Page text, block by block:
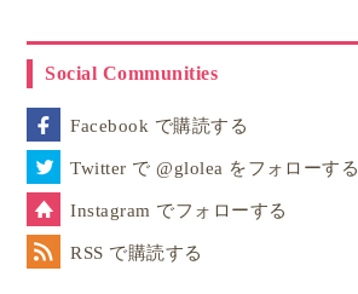
Social Communities
Facebook で購読する
Twitter で @glolea をフォローする
Instagram でフォローする
RSS で購読する